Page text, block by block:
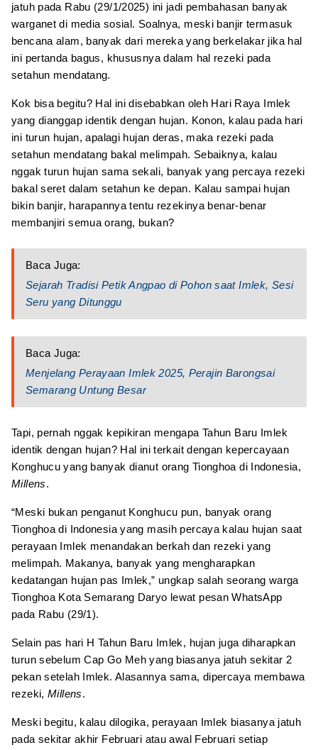
jatuh pada Rabu (29/1/2025) ini jadi pembahasan banyak
warganet di media sosial. Soalnya, meski banjir termasuk
bencana alam, banyak dari mereka yang berkelakar jika hal
ini pertanda bagus, khususnya dalam hal rezeki pada
setahun mendatang.
Kok bisa begitu? Hal ini disebabkan oleh Hari Raya Imlek
yang dianggap identik dengan hujan. Konon, kalau pada hari
ini turun hujan, apalagi hujan deras, maka rezeki pada
setahun mendatang bakal melimpah. Sebaiknya, kalau
nggak turun hujan sama sekali, banyak yang percaya rezeki
bakal seret dalam setahun ke depan. Kalau sampai hujan
bikin banjir, harapannya tentu rezekinya benar-benar
membanjiri semua orang, bukan?
Baca Juga:
Sejarah Tradisi Petik Angpao di Pohon saat Imlek, Sesi
Seru yang Ditunggu
Baca Juga:
Menjelang Perayaan Imlek 2025, Perajin Barongsai
Semarang Untung Besar
Tapi, pernah nggak kepikiran mengapa Tahun Baru Imlek
identik dengan hujan? Hal ini terkait dengan kepercayaan
Konghucu yang banyak dianut orang Tionghoa di Indonesia,
Millens.
“Meski bukan penganut Konghucu pun, banyak orang
Tionghoa di Indonesia yang masih percaya kalau hujan saat
perayaan Imlek menandakan berkah dan rezeki yang
melimpah. Makanya, banyak yang mengharapkan
kedatangan hujan pas Imlek,” ungkap salah seorang warga
Tionghoa Kota Semarang Daryo lewat pesan WhatsApp
pada Rabu (29/1).
Selain pas hari H Tahun Baru Imlek, hujan juga diharapkan
turun sebelum Cap Go Meh yang biasanya jatuh sekitar 2
pekan setelah Imlek. Alasannya sama, dipercaya membawa
rezeki, Millens.
Meski begitu, kalau dilogika, perayaan Imlek biasanya jatuh
pada sekitar akhir Februari atau awal Februari setiap